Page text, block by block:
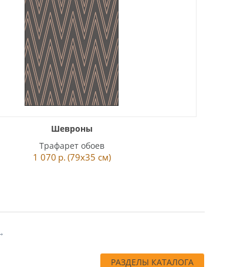
Шевроны
Трафарет обоев
1 070 р. (79x35 см)
РАЗДЕЛЫ КАТАЛОГА